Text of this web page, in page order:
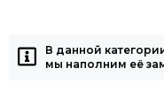
В данной
мы наполним её